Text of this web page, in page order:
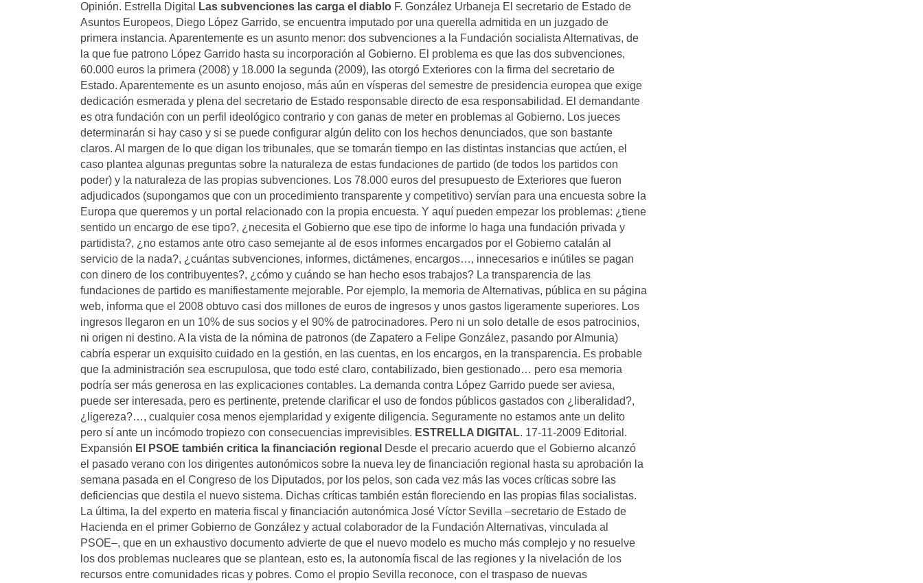
Opinión. Estrella Digital
Las subvenciones las carga el diablo F. González Urbaneja El secretario de Estado de
Asuntos Europeos, Diego López Garrido, se encuentra imputado por una querella admitida en un juzgado de
primera instancia. Aparentemente es un asunto menor: dos subvenciones a la Fundación socialista Alternativas, de
la que fue patrono López Garrido hasta su incorporación al Gobierno. El problema es que las dos subvenciones,
60.000 euros la primera (2008) y 18.000 la segunda (2009), las otorgó Exteriores con la firma del secretario de
Estado. Aparentemente es un asunto enojoso, más aún en vísperas del semestre de presidencia europea que exige
dedicación esmerada y plena del secretario de Estado responsable directo de esa responsabilidad. El demandante
es otra fundación con un perfil ideológico contrario y con ganas de meter en problemas al Gobierno. Los jueces
determinarán si hay caso y si se puede configurar algún delito con los hechos denunciados, que son bastante
claros. Al margen de lo que digan los tribunales, que se tomarán tiempo en las distintas instancias que actúen, el
caso plantea algunas preguntas sobre la naturaleza de estas fundaciones de partido (de todos los partidos con
poder) y la naturaleza de las propias subvenciones. Los 78.000 euros del presupuesto de Exteriores que fueron
adjudicados (supongamos que con un procedimiento transparente y competitivo) servían para una encuesta sobre la
Europa que queremos y un portal relacionado con la propia encuesta. Y aquí pueden empezar los problemas: ¿tiene
sentido un encargo de ese tipo?, ¿necesita el Gobierno que ese tipo de informe lo haga una fundación privada y
partidista?, ¿no estamos ante otro caso semejante al de esos informes encargados por el Gobierno catalán al
servicio de la nada?, ¿cuántas subvenciones, informes, dictámenes, encargos…, innecesarios e inútiles se pagan
con dinero de los contribuyentes?, ¿cómo y cuándo se han hecho esos trabajos? La transparencia de las
fundaciones de partido es manifiestamente mejorable. Por ejemplo, la memoria de Alternativas, pública en su página
web, informa que el 2008 obtuvo casi dos millones de euros de ingresos y unos gastos ligeramente superiores. Los
ingresos llegaron en un 10% de sus socios y el 90% de patrocinadores. Pero ni un solo detalle de esos patrocinios,
ni origen ni destino. A la vista de la nómina de patronos (de Zapatero a Felipe González, pasando por Almunia)
cabría esperar un exquisito cuidado en la gestión, en las cuentas, en los encargos, en la transparencia. Es probable
que la administración sea escrupulosa, que todo esté claro, contabilizado, bien gestionado… pero esa memoria
podría ser más generosa en las explicaciones contables. La demanda contra López Garrido puede ser aviesa,
puede ser interesada, pero es pertinente, pretende clarificar el uso de fondos públicos gastados con ¿liberalidad?,
¿ligereza?…, cualquier cosa menos ejemplaridad y exigente diligencia. Seguramente no estamos ante un delito
pero sí ante un incómodo tropiezo con consecuencias imprevisibles. ESTRELLA DIGITAL. 17-11-2009 Editorial.
Expansión El PSOE también critica la financiación regional Desde el precario acuerdo que el Gobierno alcanzó
el pasado verano con los dirigentes autonómicos sobre la nueva ley de financiación regional hasta su aprobación la
semana pasada en el Congreso de los Diputados, por los pelos, son cada vez más las voces críticas sobre las
deficiencias que destila el nuevo sistema. Dichas críticas también están floreciendo en las propias filas socialistas.
La última, la del experto en materia fiscal y financiación autonómica José Víctor Sevilla –secretario de Estado de
Hacienda en el primer Gobierno de González y actual colaborador de la Fundación Alternativas, vinculada al
PSOE–, que en un exhaustivo documento advierte de que el nuevo modelo es mucho más complejo y no resuelve
los dos problemas nucleares que se plantean, esto es, la autonomía fiscal de las regiones y la nivelación de los
recursos entre comunidades ricas y pobres. Como el propio Sevilla reconoce, con el traspaso de nuevas